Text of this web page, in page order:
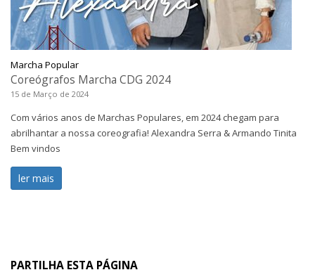
Marcha Popular
Coreógrafos Marcha CDG 2024
15 de Março de 2024
Com vários anos de Marchas Populares, em 2024 chegam para
abrilhantar a nossa coreografia! Alexandra Serra & Armando Tinita
Bem vindos
ler mais
PARTILHA ESTA PÁGINA